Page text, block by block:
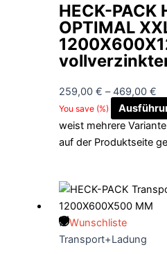
HECK-
OPTIMAL
259,00€ –469,00€
You save (%)
weist mehrere
auf der Produktseite
Wunschliste
Transport+Ladung